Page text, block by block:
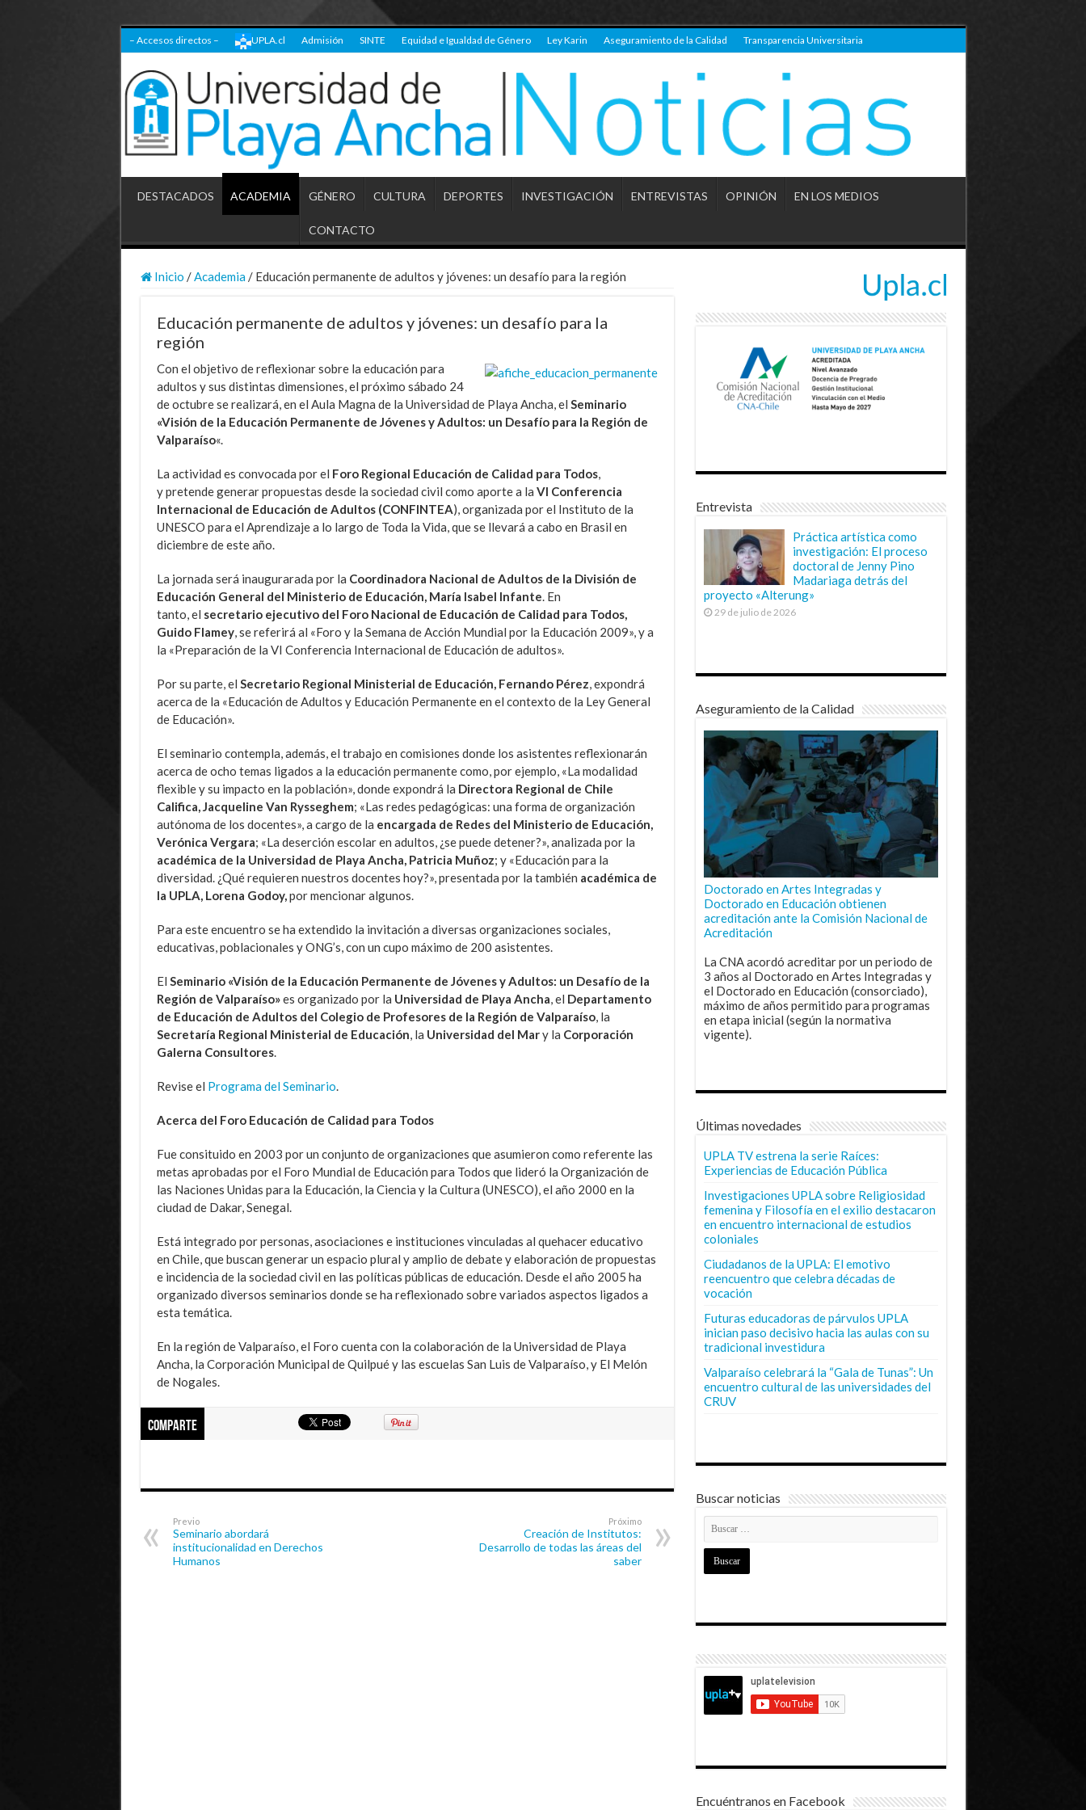
– Accesos directos – UPLA.cl Admisión SINTE Equidad e Igualdad de Género Ley Karin Aseguramiento de la Calidad Transparencia Universitaria
DESTACADOS ACADEMIA GÉNERO CULTURA DEPORTES INVESTIGACIÓN ENTREVISTAS OPINIÓN EN LOS MEDIOS
CONTACTO
Inicio / Academia / Educación permanente de adultos y jóvenes: un desafío para la región
Educación permanente de adultos y jóvenes: un desafío para la
región
Con el objetivo de reflexionar sobre la educación para
adultos y sus distintas dimensiones, el próximo sábado 24
de octubre se realizará, en el Aula Magna de la Universidad de Playa Ancha, el Seminario
«Visión de la Educación Permanente de Jóvenes y Adultos: un Desafío para la Región de
Valparaíso«.
La actividad es convocada por el Foro Regional Educación de Calidad para Todos,
y pretende generar propuestas desde la sociedad civil como aporte a la VI Conferencia
Internacional de Educación de Adultos (CONFINTEA), organizada por el Instituto de la
UNESCO para el Aprendizaje a lo largo de Toda la Vida, que se llevará a cabo en Brasil en
diciembre de este año.
La jornada será inaugurarada por la Coordinadora Nacional de Adultos de la División de
Educación General del Ministerio de Educación, María Isabel Infante . En
tanto, el secretario ejecutivo del Foro Nacional de Educación de Calidad para Todos,
Guido Flamey, se referirá al «Foro y la Semana de Acción Mundial por la Educación 2009», y a
la «Preparación de la VI Conferencia Internacional de Educación de adultos».
Por su parte, el Secretario Regional Ministerial de Educación, Fernando Pérez , expondrá
acerca de la «Educación de Adultos y Educación Permanente en el contexto de la Ley General
de Educación».
El seminario contempla, además, el trabajo en comisiones donde los asistentes reflexionarán
acerca de ocho temas ligados a la educación permanente como, por ejemplo, «La modalidad
flexible y su impacto en la población», donde expondrá la Directora Regional de Chile
Califica, Jacqueline Van Rysseghem; «Las redes pedagógicas: una forma de organización
autónoma de los docentes», a cargo de la encargada de Redes del Ministerio de Educación,
Verónica Vergara; «La deserción escolar en adultos, ¿se puede detener?», analizada por la
académica de la Universidad de Playa Ancha, Patricia Muñoz; y «Educación para la
diversidad. ¿Qué requieren nuestros docentes hoy?», presentada por la también académica de
la UPLA, Lorena Godoy, por mencionar algunos.
Para este encuentro se ha extendido la invitación a diversas organizaciones sociales,
educativas, poblacionales y ONG’s, con un cupo máximo de 200 asistentes.
El Seminario «Visión de la Educación Permanente de Jóvenes y Adultos: un Desafío de la
Región de Valparaíso»es organizado por la Universidad de Playa Ancha , el Departamento
de Educación de Adultos del Colegio de Profesores de la Región de Valparaíso, la
Secretaría Regional Ministerial de Educación , la Universidad del Mary la Corporación
Galerna Consultores.
Revise el Programa del Seminario
Acerca del Foro Educación de Calidad para Todos
Fue consituido en 2003 por un conjunto de organizaciones que asumieron como referente las
metas aprobadas por el Foro Mundial de Educación para Todos que lideró la Organización de
las Naciones Unidas para la Educación, la Ciencia y la Cultura (UNESCO), el año 2000 en la
ciudad de Dakar, Senegal.
Está integrado por personas, asociaciones e instituciones vinculadas al quehacer educativo
en Chile, que buscan generar un espacio plural y amplio de debate y elaboración de propuestas
e incidencia de la sociedad civil en las políticas públicas de educación. Desde el año 2005 ha
organizado diversos seminarios donde se ha reflexionado sobre variados aspectos ligados a
esta temática.
En la región de Valparaíso, el Foro cuenta con la colaboración de la Universidad de Playa
Ancha, la Corporación Municipal de Quilpué y las escuelas San Luis de Valparaíso, y El Melón
de Nogales.
Comparte
Previo
Seminario abordará
institucionalidad en Derechos
Humanos
Próximo
Creación de Institutos:
Desarrollo de todas las áreas del
saber
Entrevista
Práctica artística como
investigación: El proceso
doctoral de Jenny Pino
Madariaga detrás del
proyecto «Alterung»
29 de julio de 2026
Aseguramiento de la Calidad
Doctorado en Artes Integradas y
Doctorado en Educación obtienen
acreditación ante la Comisión Nacional de
Acreditación
La CNA acordó acreditar por un periodo de
3 años al Doctorado en Artes Integradas y
el Doctorado en Educación (consorciado),
máximo de años permitido para programas
en etapa inicial (según la normativa
vigente).
Últimas novedades
UPLA TV estrena la serie Raíces:
Experiencias de Educación Pública
Investigaciones UPLA sobre Religiosidad
femenina y Filosofía en el exilio destacaron
en encuentro internacional de estudios
coloniales
Ciudadanos de la UPLA: El emotivo
reencuentro que celebra décadas de
vocación
Futuras educadoras de párvulos UPLA
inician paso decisivo hacia las aulas con su
tradicional investidura
Valparaíso celebrará la “Gala de Tunas”: Un
encuentro cultural de las universidades del
CRUV
Buscar noticias
Encuéntranos en Facebook